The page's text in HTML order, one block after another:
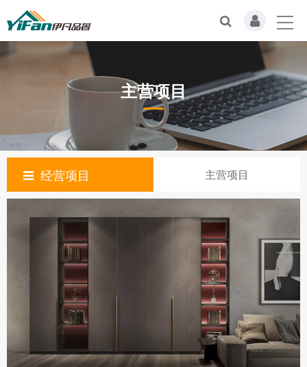
主营项目
经营项目 主营项目